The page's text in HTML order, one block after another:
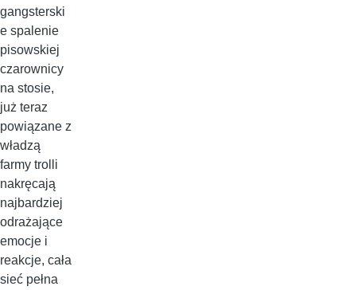
gangsterski
e spalenie
pisowskiej
czarownicy
na stosie,
już teraz
powiązane z
władzą
farmy trolli
nakręcają
najbardziej
odrażające
emocje i
reakcje, cała
sieć pełna